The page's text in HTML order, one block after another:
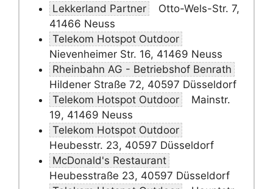
Lekkerland Partner
Otto-Wels-Str. 7,
41466 Neuss
Telekom Hotspot Outdoor
Nievenheimer Str. 16, 41469 Neuss
Rheinbahn AG - Betriebshof Benrath
Hildener Straße 72, 40597 Düsseldorf
Telekom Hotspot Outdoor
Mainstr.
19, 41469 Neuss
Telekom Hotspot Outdoor
Heubesstr. 23, 40597 Düsseldorf
McDonald's Restaurant
Heubesstraße 23, 40597 Düsseldorf